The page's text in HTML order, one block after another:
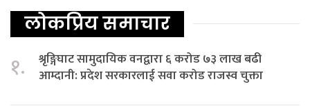
लोकप्रिय समाचार
१.
श्रृङ्गिघाट सामुदायिक वनद्वारा ६ करोड ७३ लाख बढी
आम्दानी: प्रदेश सरकारलाई सवा करोड राजस्व चुक्ता